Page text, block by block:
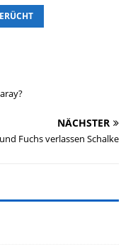
NÄCHSTER
Fuchs verlassen Schalke